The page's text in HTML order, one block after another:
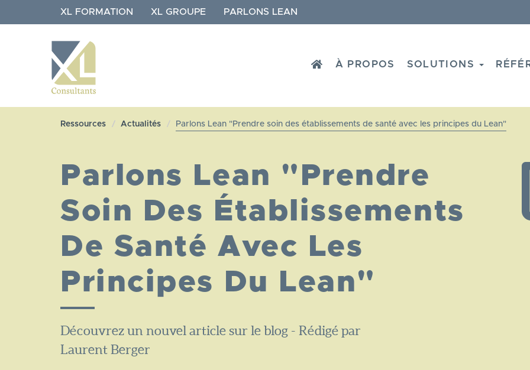
au
XL FORMATION XL GROUPE PARLONS LEAN
NAVIGATION
XL
HOME
À PROPOS SOLUTIONS
Ressources Actualités Parlons Lean "Prendre soin des établissements de santé avec les principes du Lean"
Parlons Lean "Prendre
Soin Des Établissements
De Santé Avec Les
Principes Du Lean"
Découvrez un nouvel article sur le blog - Rédigé par
Laurent Berger